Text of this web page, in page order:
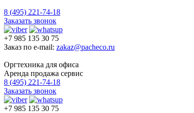
8 (495) 221-74-18
Заказать звонок
+7 985 135 30 75
Заказ по e-mail: zakaz@pacheco.ru
Оргтехника для офиса
Аренда продажа сервис
8 (495) 221-74-18
Заказать звонок
+7 985 135 30 75